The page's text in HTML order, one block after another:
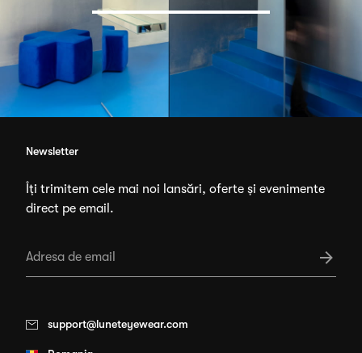
Newsletter
Îți trimitem cele mai noi lansări, oferte și evenimente
direct pe email.
support@luneteyewear.com